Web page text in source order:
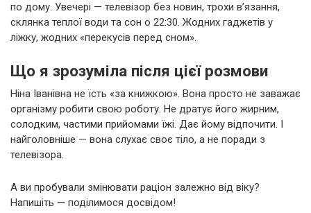
по дому. Увечері — телевізор без новин, трохи в’язання,
склянка теплої води та сон о 22:30. Жодних гаджетів у
ліжку, жодних «перекусів перед сном».
Що я зрозуміла після цієї розмови
Ніна Іванівна не їсть «за книжкою». Вона просто не заважає
організму робити свою роботу. Не дратує його жирним,
солодким, частими прийомами їжі. Дає йому відпочити. І
найголовніше — вона слухає своє тіло, а не поради з
телевізора.
А ви пробували змінювати раціон залежно від віку?
Напишіть — поділимося досвідом!